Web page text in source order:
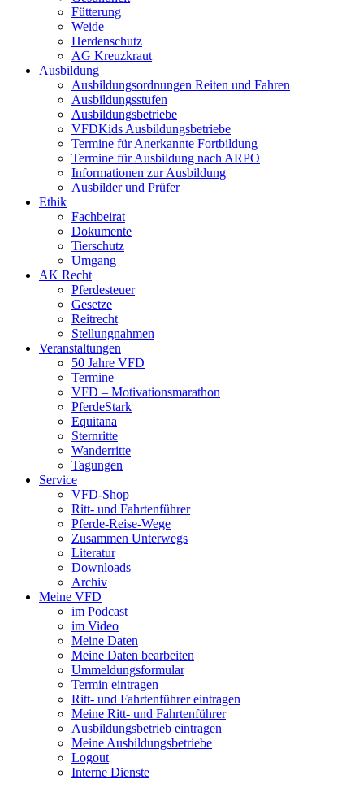
Fütterung
Weide
Herdenschutz
AG Kreuzkraut
Ausbildung
Ausbildungsordnungen Reiten und Fahren
Ausbildungsstufen
Ausbildungsbetriebe
VFDKids Ausbildungsbetriebe
Termine für Anerkannte Fortbildung
Termine für Ausbildung nach ARPO
Informationen zur Ausbildung
Ausbilder und Prüfer
Ethik
Fachbeirat
Dokumente
Tierschutz
Umgang
AK Recht
Pferdesteuer
Gesetze
Reitrecht
Stellungnahmen
Veranstaltungen
50 Jahre VFD
Termine
VFD – Motivationsmarathon
PferdeStark
Equitana
Sternritte
Wanderritte
Tagungen
Service
VFD-Shop
Ritt- und Fahrtenführer
Pferde-Reise-Wege
Zusammen Unterwegs
Literatur
Downloads
Archiv
Meine VFD
im Podcast
im Video
Meine Daten
Meine Daten bearbeiten
Ummeldungsformular
Termin eintragen
Ritt- und Fahrtenführer eintragen
Meine Ritt- und Fahrtenführer
Ausbildungsbetrieb eintragen
Meine Ausbildungsbetriebe
Logout
Interne Dienste